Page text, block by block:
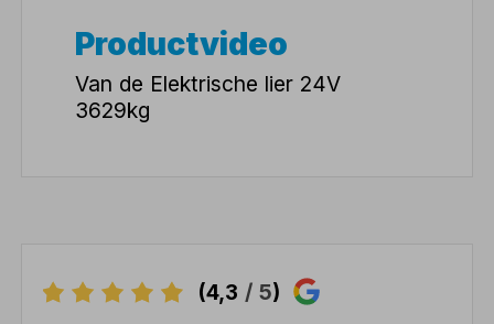
Productvideo
Van de Elektrische lier 24V
3629kg
(4,3 / 5)